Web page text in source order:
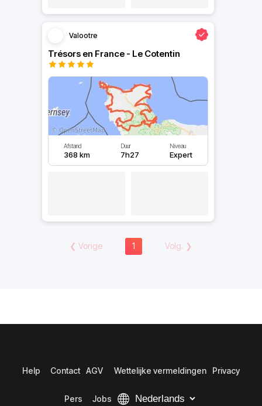
Valootre
Trésors en France - Le Cotentin
Afstand
368 km
Duur
7h27
Niveau
Expert
❮ Vorige 1 Volg. ❯
Help Contact AGV Wettelijke vermeldingen Privacy
Pers Jobs